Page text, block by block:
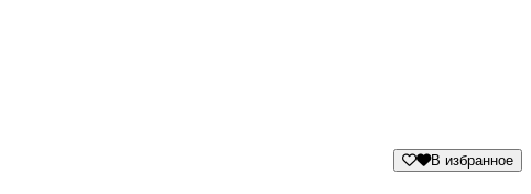
В избранное